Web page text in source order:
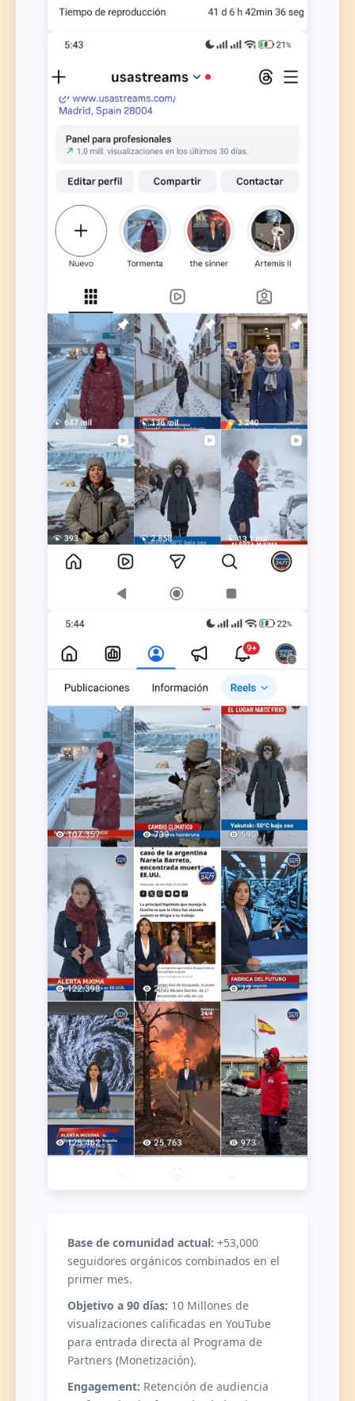
Base de comunidad actual: +53,000
seguidores orgánicos combinados en el
primer mes.
Objetivo a 90 días: 10 Millones de
visualizaciones calificadas en YouTube
para entrada directa al Programa de
Partners (Monetización).
Engagement: Retención de audiencia